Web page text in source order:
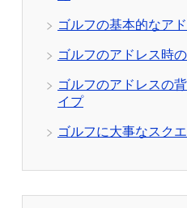
ゴルフの基本的なア
ゴルフのアドレス時
ゴルフのアドレスの
イプ
ゴルフに大事なスク